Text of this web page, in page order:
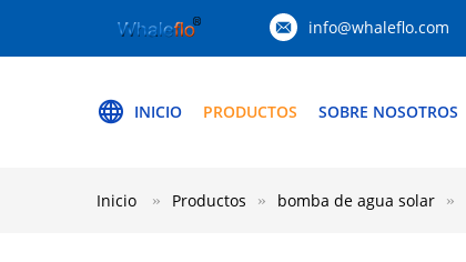
info@whaleflo.com
INICIO PRODUCTOS SOBRE NOSOTROS
Inicio Productos bomba de agua solar